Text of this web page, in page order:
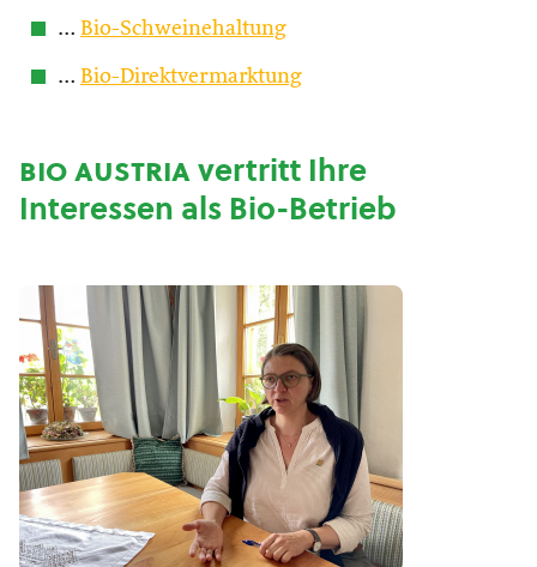
… Bio-Schweinehaltung
… Bio-Direktvermarktung
bio austriavertritt Ihre
Interessen als Bio-Betrieb